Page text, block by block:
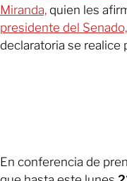
Miranda, quien les
presidente del
declaratoria se realice
En conferencia de